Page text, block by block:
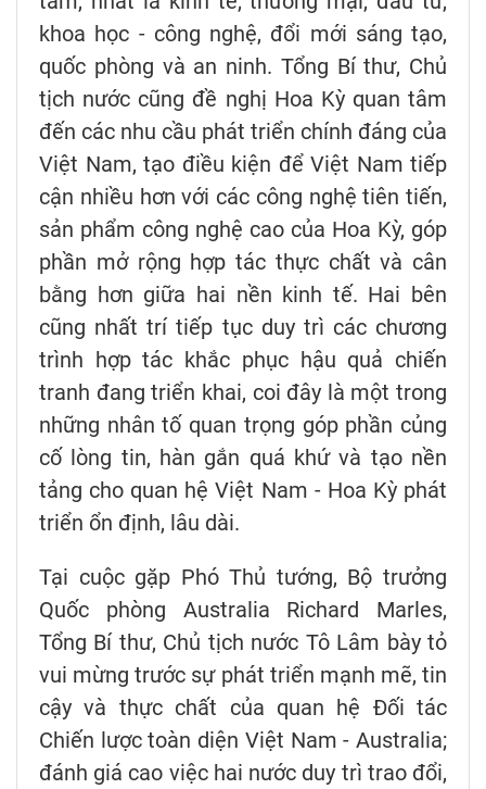
khoa học - công nghệ, đổi mới sáng tạo,
quốc phòng và an ninh. Tổng Bí thư, Chủ
tịch nước cũng đề nghị Hoa Kỳ quan tâm
đến các nhu cầu phát triển chính đáng của
Việt Nam, tạo điều kiện để Việt Nam tiếp
cận nhiều hơn với các công nghệ tiên tiến,
sản phẩm công nghệ cao của Hoa Kỳ, góp
phần mở rộng hợp tác thực chất và cân
bằng hơn giữa hai nền kinh tế. Hai bên
cũng nhất trí tiếp tục duy trì các chương
trình hợp tác khắc phục hậu quả chiến
tranh đang triển khai, coi đây là một trong
những nhân tố quan trọng góp phần củng
cố lòng tin, hàn gắn quá khứ và tạo nền
tảng cho quan hệ Việt Nam - Hoa Kỳ phát
triển ổn định, lâu dài.
Tại cuộc gặp Phó Thủ tướng, Bộ trưởng
Quốc phòng Australia Richard Marles,
Tổng Bí thư, Chủ tịch nước Tô Lâm bày tỏ
vui mừng trước sự phát triển mạnh mẽ, tin
cậy và thực chất của quan hệ Đối tác
Chiến lược toàn diện Việt Nam - Australia;
đánh giá cao việc hai nước duy trì trao đổi,